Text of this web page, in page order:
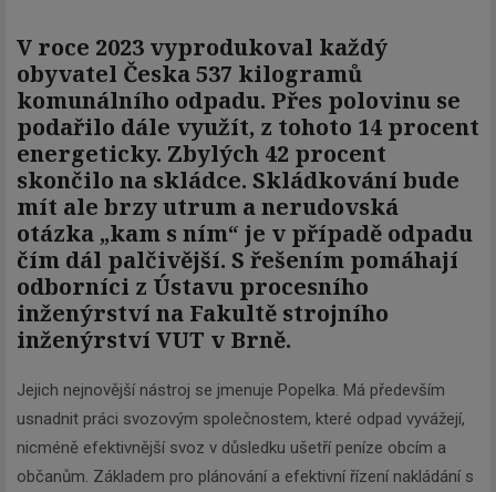
V roce 2023 vyprodukoval každý
obyvatel Česka 537 kilogramů
komunálního odpadu. Přes polovinu se
podařilo dále využít, z tohoto 14 procent
energeticky. Zbylých 42 procent
skončilo na skládce. Skládkování bude
mít ale brzy utrum a nerudovská
otázka „kam s ním“ je v případě odpadu
čím dál palčivější. S řešením pomáhají
odborníci z Ústavu procesního
inženýrství na Fakultě strojního
inženýrství VUT v Brně.
Jejich nejnovější nástroj se jmenuje Popelka. Má především
usnadnit práci svozovým společnostem, které odpad vyvážejí,
nicméně efektivnější svoz v důsledku ušetří peníze obcím a
občanům. Základem pro plánování a efektivní řízení nakládání s